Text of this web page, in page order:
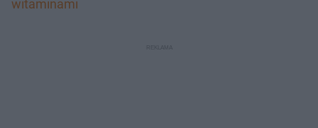
witaminami